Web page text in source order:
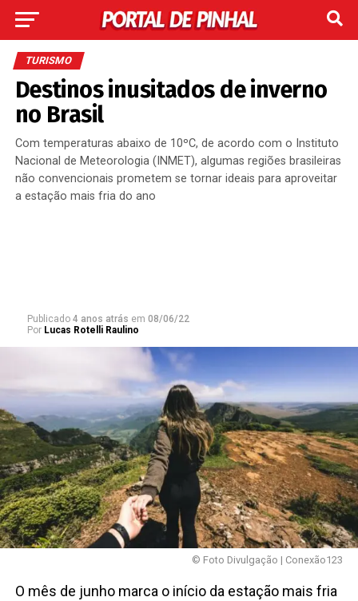
TURISMO
Destinos inusitados de inverno
no Brasil
Com temperaturas abaixo de 10ºC, de acordo com o Instituto
Nacional de Meteorologia (INMET), algumas regiões brasileiras
não convencionais prometem se tornar ideais para aproveitar
a estação mais fria do ano
Publicado 4 anos atrás em 08/06/22
Por Lucas Rotelli Raulino
© Foto Divulgação | Conexão123
O mês de junho marca o início da estação mais fria